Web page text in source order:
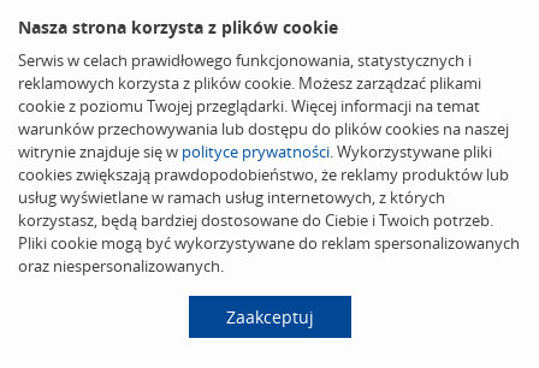
Nasza strona korzysta z plików cookie
Serwis w celach prawidłowego funkcjonowania, statystycznych i
reklamowych korzysta z plików cookie. Możesz zarządzać plikami
cookie z poziomu Twojej przeglądarki. Więcej informacji na temat
warunków przechowywania lub dostępu do plików cookies na naszej
witrynie znajduje się w polityce prywatności. Wykorzystywane pliki
cookies zwiększają prawdopodobieństwo, że reklamy produktów lub
usług wyświetlane w ramach usług internetowych, z których
korzystasz, będą bardziej dostosowane do Ciebie i Twoich potrzeb.
Pliki cookie mogą być wykorzystywane do reklam spersonalizowanych
oraz niespersonalizowanych.
Zaakceptuj